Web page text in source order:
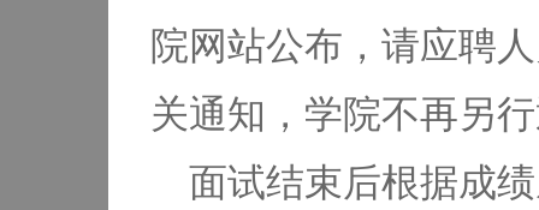
院网站公布，请应聘
关通知，学院不再另
面试结束后根据成